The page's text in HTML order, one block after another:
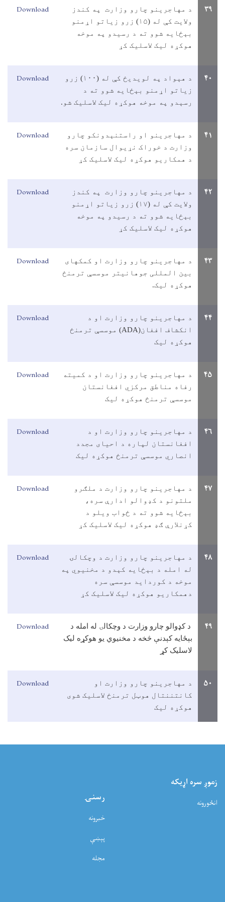
۳۹
د مهاجرينو چارو وزارت په کندز
ولايت کې له (۱۵) زرو زياتو اړمنو
بېځايه شوو ته د رسيدو په موخه
هوکړه ليک لاسليک کړ
Download
۴۰ د هېواد په لويديځ کې له (۱۰۰) زرو
زياتو اړمنو بېځايه شوو ته د
رسېدو په موخه هوکړه ليک لاسليک شو.
Download
۴۱
د مهاجرينو او راستنېدونکو چارو
وزارت د خوراک نړيوال سازمان سره
د همکاريو هوکړه ليک لاسليک کړ
Download
۴۲
د مهاجرينو چارو وزارت په کندز
ولايت کې له (۱۷) زرو زياتو اړمنو
بېځايه شوو ته د رسيدو په موخه
هوکړه ليک لاسليک کړ
Download
۴۳
د مهاجرينو چارو وزارت او کمکهای
بين المللی جوهانيتر موسسې ترمنځ
هوکړه ليک.
Download
۴۴
د مهاجرينو چارو وزارت او د
انکشاف افغان(ADA) موسسې ترمنځ
هوکړه ليک
Download
۴۵
د مهاجرينو چارو وزارت او د کميته
رفاه مناطق مرکزي افغانستان
موسسې ترمنځ هوکړه ليک
Download
۴۶
د مهاجرينو چارو وزارت او د
افغانستان لپاره د احيای مجدد
انصاري موسسې ترمنځ هوکړه ليک
Download
۴۷
د مهاجرينو چارو وزارت د ملګرو
ملتونو د کډوالو ادارې سره،
بېځايه شوو ته د ځواب ويلو د
کړنلارې ګډ هوکړه ليک لاسليک کړ
Download
۴۸
د مهاجرينو چارو وزارت د وچکالۍ
له امله د بېځايه کېدو د مخنيوي په
موخه د کوردايد موسسې سره
دهمکاريو هوکړه ليک لاسليک کړ
Download
۴۹
د کډوالو چارو وزارت د وچکالۍ له امله د
بېځايه کېدنې څخه د مخنيوي يو هوکړه ليک
لاسليک کړ
Download
۵۰
د مهاجرينو چارو وزارت او
کانتننتال هوټل ترمنځ لاسليک شوی
هوکړه ليک
Download
زموږ سره اړيکه
انځورونه رسنۍ
خبرونه
پېښې
مجله